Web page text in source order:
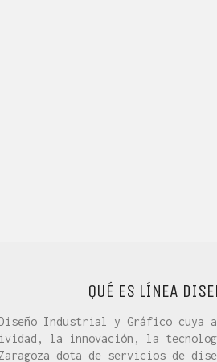
QUÉ ES LÍNEA
Diseño Industrial y Gráfico
la innovación, la
Zaragoza dota de servicios de